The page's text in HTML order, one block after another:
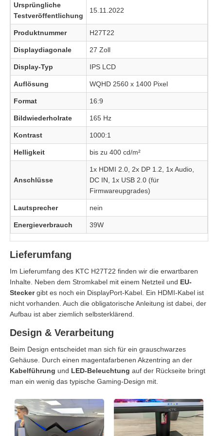
Ursprüngliche
Testveröffentlichung
15.11.2022
Produktnummer H27T22
Displaydiagonale 27 Zoll
Display-Typ IPS LCD
Auflösung WQHD 2560 x 1400 Pixel
Format 16:9
Bildwiederholrate 165 Hz
Kontrast 1000:1
Helligkeit bis zu 400 cd/m²
Anschlüsse
1x HDMI 2.0, 2x DP 1.2, 1x Audio,
DC IN, 1x USB 2.0 (für
Firmwareupgrades)
Lautsprecher nein
Energieverbrauch 39W
Lieferumfang
Im Lieferumfang des KTC H27T22 finden wir die erwartbaren
Inhalte. Neben dem Stromkabel mit einem Netzteil und EU-
Steckergibt es noch ein DisplayPort-Kabel. Ein HDMI-Kabel ist
nicht vorhanden. Auch die obligatorische Anleitung ist dabei, der
Aufbau ist aber ziemlich selbsterklärend.
Design & Verarbeitung
Beim Design entscheidet man sich für ein grauschwarzes
Gehäuse. Durch einen magentafarbenen Akzentring an der
Kabelführung und LED-Beleuchtung auf der Rückseite bringt
man ein wenig das typische Gaming-Design mit.